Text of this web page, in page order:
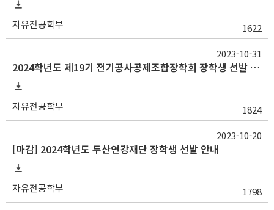
자유전공학부 1622
2024학년도 제19기 전기공사공제조합장학회 장학생 선발 안내
자유전공학부 1824
2023-10-31
[마감] 2024학년도 두산연강재단 장학생 선발 안내
자유전공학부 1798
2023-10-20